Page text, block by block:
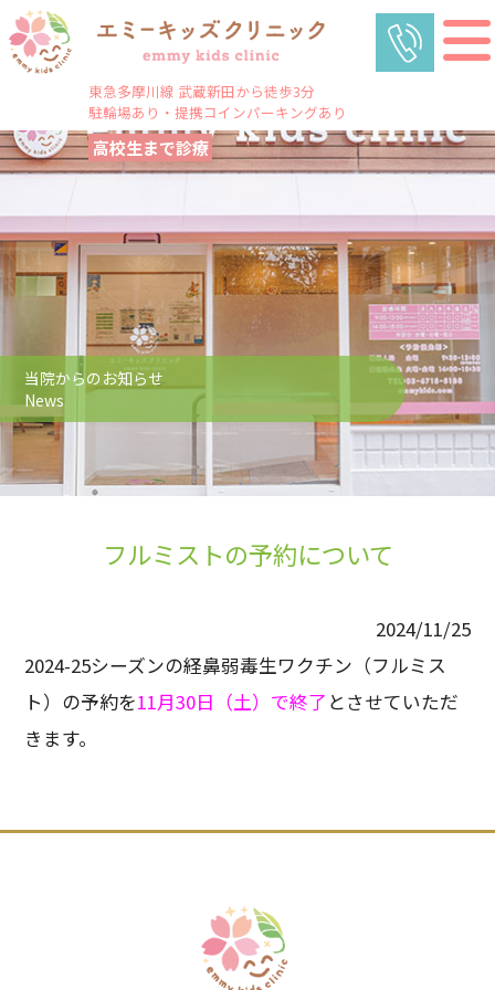
東急多摩川線 武蔵新田から徒歩3分
駐輪場あり・提携コインパーキングあり
高校生まで診療
当院からのお知らせ
News
フルミストの予約について
2024/11/25
2024-25シーズンの経鼻弱毒生ワクチン（フルミス
ト）の予約を11月30日（土）で終了 とさせていただ
きます。